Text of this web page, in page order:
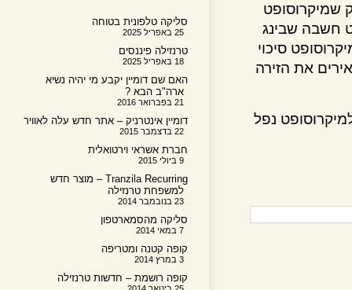
שבינג
סיכוי
את הזירה
נפל
סליקה טלפונית בטוחה
טרנזילה פיננסים
האם שם דומיין יקבע מי יהיה נשיא
ארה"ב הבא ?
דומיין אינטרניק – אתר חדש עלה לאוויר
חברת אשראי וירטואלית
Tranzila Recurring – מוצר חדש
למשפחת טרנזילה
סליקה מהסמארטפון
קופה קטנה ומטריפה
קופה רושמת – חדשות טרנזילה